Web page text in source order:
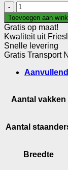
Inschuifprofiel
78.120
-
Solar
30
aantal
Toevoegen aan
Gratis op maat!
Kwaliteit uit
Snelle levering
Gratis Transport
Aantal vakken
Aantal
Breedte